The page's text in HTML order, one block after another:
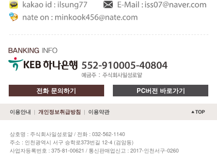
전화 문의하기 PC버전 바로가기
이용안내 |개인정보취급방침 | 이용약관
상호명 : 주식회사일성로얄 / 전화 : 032-562-1140
주소 : 인천광역시 서구 승학로373번길 12-4 (검암동)
사업자등록번호 : 375-81-00621 / 통신판매업신고 : 2017-인천서구-0260